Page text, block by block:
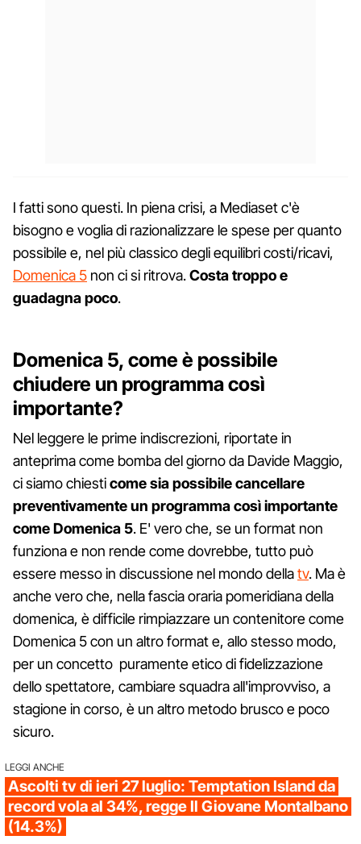
I fatti sono questi. In piena crisi, a Mediaset c'è
bisogno e voglia di razionalizzare le spese per quanto
possibile e, nel più classico degli equilibri costi/ricavi,
Domenica 5 non ci si ritrova.Costa troppo e
guadagna poco.
Domenica 5, come è possibile
chiudere un programma così
importante?
Nel leggere le prime indiscrezioni, riportate in
anteprima come bomba del giorno da Davide Maggio,
ci siamo chiesticome sia possibile cancellare
preventivamente un programma così importante
come Domenica 5. E' vero che, se un format non
funziona e non rende come dovrebbe, tutto può
essere messo in discussione nel mondo dellatv. Ma è
anche vero che, nella fascia oraria pomeridiana della
domenica, è difficile rimpiazzare un contenitore come
Domenica 5 con un altro format e, allo stesso modo,
per un concetto puramente etico di fidelizzazione
dello spettatore, cambiare squadra all'improvviso, a
stagione in corso, è un altro metodo brusco e poco
sicuro.
LEGGI ANCHE
Ascolti tv di ieri 27 luglio: Temptation Island da
record vola al 34%, regge Il Giovane Montalbano
(14.3%)